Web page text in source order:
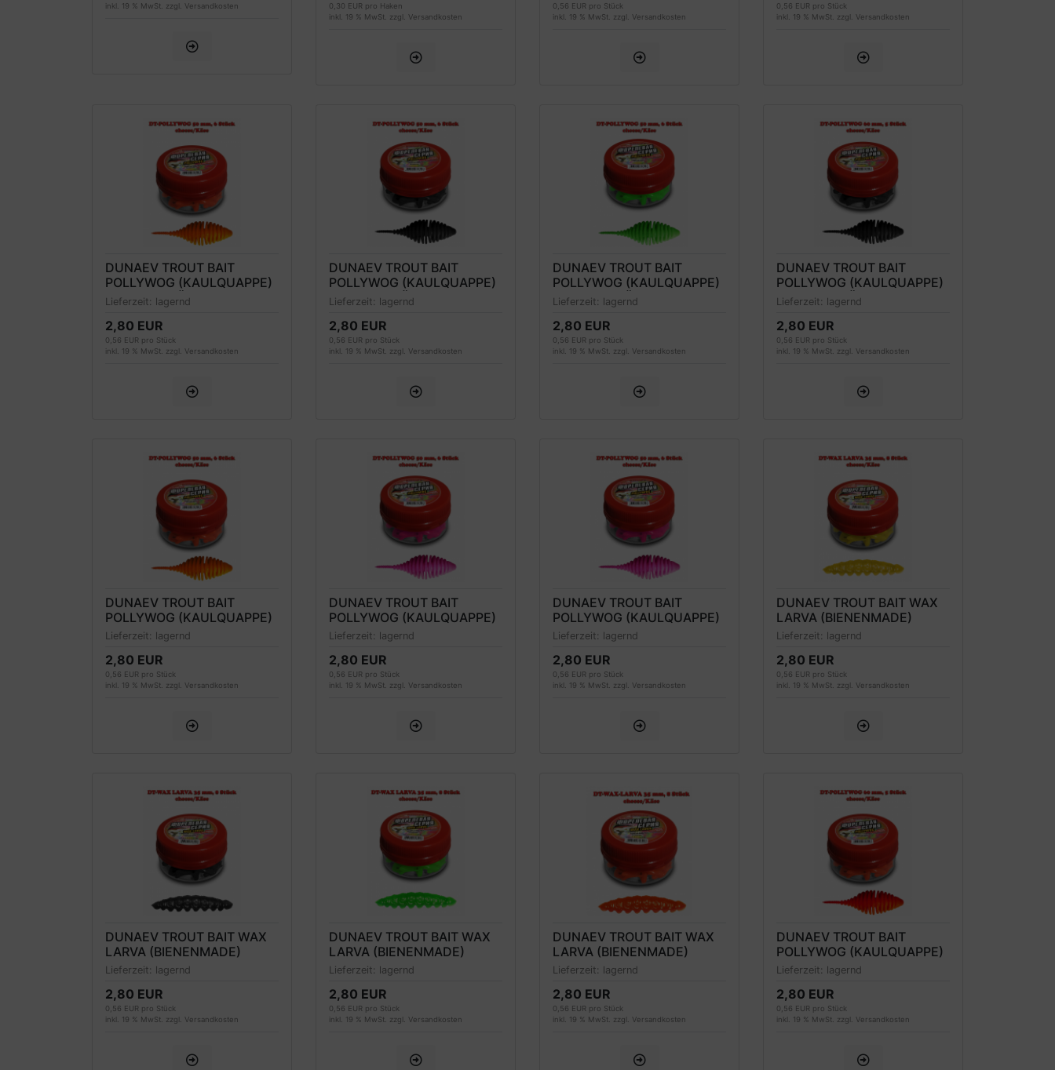
inkl. 19 % MwSt. zzgl. Versandkosten
0,30 EUR pro Haken
inkl. 19 % MwSt. zzgl. Versandkosten
0,56 EUR pro Stück
inkl. 19 % MwSt. zzgl. Versandkosten
0,56 EUR pro Stück
inkl. 19 % MwSt. zzgl. Versandkosten
DUNAEV TROUT BAIT
POLLYWOG (KAULQUAPPE)
FORELLENKÖDER 50MM,
ROT, KÄSEDUFT
Lieferzeit: lagernd
2,80 EUR
0,56 EUR pro Stück
inkl. 19 % MwSt. zzgl. Versandkosten
DUNAEV TROUT BAIT
POLLYWOG (KAULQUAPPE)
FORELLENKÖDER 50MM,
SCHWARZ, KÄSEDUFT
Lieferzeit: lagernd
2,80 EUR
0,56 EUR pro Stück
inkl. 19 % MwSt. zzgl. Versandkosten
DUNAEV TROUT BAIT
POLLYWOG (KAULQUAPPE)
FORELLENKÖDER 65MM,
GRÜN, KÄSEDUFT
Lieferzeit: lagernd
2,80 EUR
0,56 EUR pro Stück
inkl. 19 % MwSt. zzgl. Versandkosten
DUNAEV TROUT BAIT
POLLYWOG (KAULQUAPPE)
FORELLENKÖDER 60MM,
SCHWARZ, KÄSEDUFT
Lieferzeit: lagernd
2,80 EUR
0,56 EUR pro Stück
inkl. 19 % MwSt. zzgl. Versandkosten
DUNAEV TROUT BAIT
POLLYWOG (KAULQUAPPE)
FORELLENKÖDER 50MM,
ORANGE, KÄSEDUFT
Lieferzeit: lagernd
2,80 EUR
0,56 EUR pro Stück
inkl. 19 % MwSt. zzgl. Versandkosten
DUNAEV TROUT BAIT
POLLYWOG (KAULQUAPPE)
FORELLENKÖDER 50MM,
PINK, KÄSEDUFT
Lieferzeit: lagernd
2,80 EUR
0,56 EUR pro Stück
inkl. 19 % MwSt. zzgl. Versandkosten
DUNAEV TROUT BAIT
POLLYWOG (KAULQUAPPE)
FORELLENKÖDER 60MM,
PINK, KÄSEDUFT
Lieferzeit: lagernd
2,80 EUR
0,56 EUR pro Stück
inkl. 19 % MwSt. zzgl. Versandkosten
DUNAEV TROUT BAIT WAX
LARVA (BIENENMADE)
FORELLENKÖDER 35MM,
GELB, KÄSEDUFT
Lieferzeit: lagernd
2,80 EUR
0,56 EUR pro Stück
inkl. 19 % MwSt. zzgl. Versandkosten
DUNAEV TROUT BAIT WAX
LARVA (BIENENMADE)
FORELLENKÖDER 35MM,
SCHWARZ, KÄSEDUFT
Lieferzeit: lagernd
2,80 EUR
0,56 EUR pro Stück
inkl. 19 % MwSt. zzgl. Versandkosten
DUNAEV TROUT BAIT WAX
LARVA (BIENENMADE)
FORELLENKÖDER 35MM,
GRÜN, KÄSEDUFT
Lieferzeit: lagernd
2,80 EUR
0,56 EUR pro Stück
inkl. 19 % MwSt. zzgl. Versandkosten
DUNAEV TROUT BAIT WAX
LARVA (BIENENMADE)
FORELLENKÖDER 35MM,
ORANGE, KÄSEDUFT
Lieferzeit: lagernd
2,80 EUR
0,56 EUR pro Stück
inkl. 19 % MwSt. zzgl. Versandkosten
DUNAEV TROUT BAIT
POLLYWOG (KAULQUAPPE)
FORELLENKÖDER 60MM,
ORANGE, KÄSEDUFT
Lieferzeit: lagernd
2,80 EUR
0,56 EUR pro Stück
inkl. 19 % MwSt. zzgl. Versandkosten